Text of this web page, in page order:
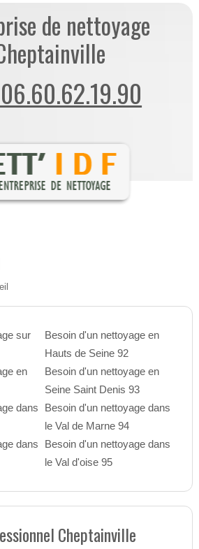
de nettoyage
sur
en
dans
dans
Besoin d'un nettoyage en
Hauts de Seine 92
Besoin d'un nettoyage en
Seine Saint Denis 93
Besoin d'un nettoyage dans
le Val de Marne 94
Besoin d'un nettoyage dans
le Val d'oise 95
Cheptainville